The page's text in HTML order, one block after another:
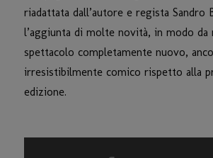
riadattata dall’autore e regista Sandro
l’aggiunta di molte novità, in modo da
spettacolo completamente nuovo,
irresistibilmente comico rispetto alla
edizione.